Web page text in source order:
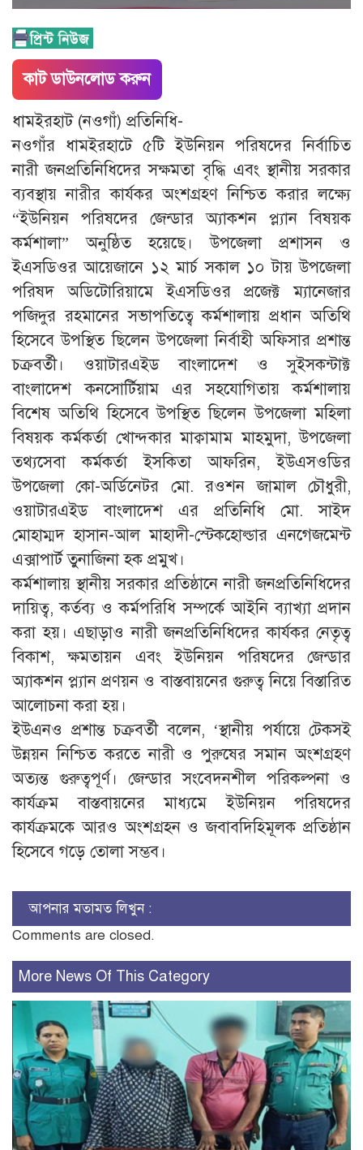
কাট ডাউনলোড করুন
ধামইরহাট (নওগাঁ) প্রতিনিধি-
নওগাঁর ধামইরহাটে ৫টি ইউনিয়ন পরিষদের নির্বাচিত
নারী জনপ্রতিনিধিদের সক্ষমতা বৃদ্ধি এবং স্থানীয় সরকার
ব্যবস্থায় নারীর কার্যকর অংশগ্রহণ নিশ্চিত করার লক্ষ্যে
“ইউনিয়ন পরিষদের জেন্ডার অ্যাকশন প্ল্যান বিষয়ক
কর্মশালা” অনুষ্ঠিত হয়েছে। উপজেলা প্রশাসন ও
ইএসডিওর আয়েজানে ১২ মার্চ সকাল ১০ টায় উপজেলা
পরিষদ অডিটোরিয়ামে ইএসডিওর প্রজেক্ট ম্যানেজার
পজিদুর রহমানের সভাপতিত্বে কর্মশালায় প্রধান অতিথি
হিসেবে উপস্থিত ছিলেন উপজেলা নির্বাহী অফিসার প্রশান্ত
চক্রবর্তী। ওয়াটারএইড বাংলাদেশ ও সুইসকন্টাক্ট
বাংলাদেশ কনসোর্টিয়াম এর সহযোগিতায় কর্মশালায়
বিশেষ অতিথি হিসেবে উপস্থিত ছিলেন উপজেলা মহিলা
বিষয়ক কর্মকর্তা খোন্দকার মাক্বামাম মাহমুদা, উপজেলা
তথ্যসেবা কর্মকর্তা ইসকিতা আফরিন, ইউএসওডির
উপজেলা কো-অর্ডিনেটর মো. রওশন জামাল চৌধুরী,
ওয়াটারএইড বাংলাদেশ এর প্রতিনিধি মো. সাইদ
মোহাম্মদ হাসান-আল মাহাদী-স্টেকহোল্ডার এনগেজমেন্ট
এক্সাপার্ট তুনাজিনা হক প্রমুখ।
কর্মশালায় স্থানীয় সরকার প্রতিষ্ঠানে নারী জনপ্রতিনিধিদের
দায়িত্ব, কর্তব্য ও কর্মপরিধি সম্পর্কে আইনি ব্যাখ্যা প্রদান
করা হয়। এছাড়াও নারী জনপ্রতিনিধিদের কার্যকর নেতৃত্ব
বিকাশ, ক্ষমতায়ন এবং ইউনিয়ন পরিষদের জেন্ডার
অ্যাকশন প্ল্যান প্রণয়ন ও বাস্তবায়নের গুরুত্ব নিয়ে বিস্তারিত
আলোচনা করা হয়।
ইউএনও প্রশান্ত চক্রবর্তী বলেন, ‘স্থানীয় পর্যায়ে টেকসই
উন্নয়ন নিশ্চিত করতে নারী ও পুরুষের সমান অংশগ্রহণ
অত্যন্ত গুরুত্বপূর্ণ। জেন্ডার সংবেদনশীল পরিকল্পনা ও
কার্যক্রম বাস্তবায়নের মাধ্যমে ইউনিয়ন পরিষদের
কার্যক্রমকে আরও অংশগ্রহন ও জবাবদিহিমূলক প্রতিষ্ঠান
হিসেবে গড়ে তোলা সম্ভব।
আপনার মতামত লিখুন :
Comments are closed.
More News Of This Category